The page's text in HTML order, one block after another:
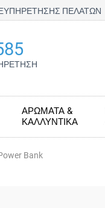
ΠΕΛΑΤΩΝ
ΑΡΏΜΑΤΑ &
ΚΑΛΛΥΝΤΙΚΆ
Bank